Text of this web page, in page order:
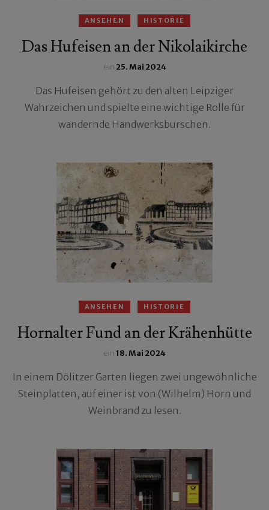
ANSEHEN HISTORIE
Das Hufeisen an der Nikolaikirche
ein25. Mai 2024
Das Hufeisen gehört zu den alten Leipziger
Wahrzeichen und spielte eine wichtige Rolle für
wandernde Handwerksburschen.
ANSEHEN HISTORIE
Hornalter Fund an der Krähenhütte
ein18. Mai 2024
In einem Dölitzer Garten liegen zwei ungewöhnliche
Steinplatten, auf einer ist von (Wilhelm) Horn und
Weinbrand zu lesen.